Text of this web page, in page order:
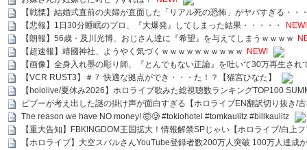
【戦慄】結婚式直前の夫婦が直面した「リアル死の恐怖」がヤバすぎる・・
【悲報】1日30分睡眠のプロ、『大爆発』してしまった結果・・・・・
NEW!
【朗報】56歳・及川光博、おじさん達に『希望』を与えてしまうｗｗｗｗ
【超速報】靖國神社、ようやく気づくｗｗｗｗｗｗｗｗｗｗ
NEW!
【画像】全身入れ墨の彫り師、『とんでもない正論』を吐いて30万再生され
【VCR RUST3】＃７ 快適な拠点ができ・・・た！？【猫宮ひなた】
【hololive/夏休み2026】ホロライブ歌みた総視聴数ランキングTOP100
ビブーが考え出した謎の掛け声が面白すぎる【ホロライブEN翻訳切り抜き/
The reason we have NO money! 🤯🥲 #tokiohotel #tomkaulitz #billkaulitz
【重大告知】FBKINGDOM王国拡大！情報解禁SPじゃい【ホロライブ/白上
【ホロライブ】大空スバルさんYouTube登録者数200万人突破 100万人達成